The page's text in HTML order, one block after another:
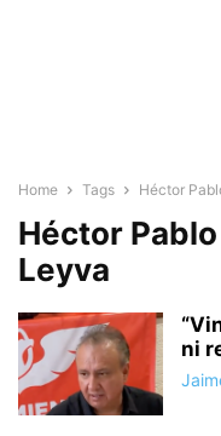
Home Tags Héctor
Héctor
Leyva
ni